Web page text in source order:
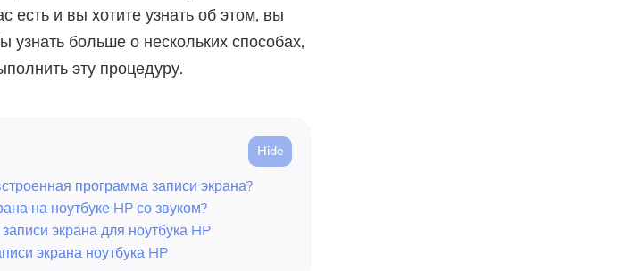
есть и вы хотите узнать об этом, вы
больше о нескольких способах,
эту процедуру.
программа записи экрана?
на ноутбуке HP со звуком?
экрана для ноутбука HP
экрана ноутбука HP